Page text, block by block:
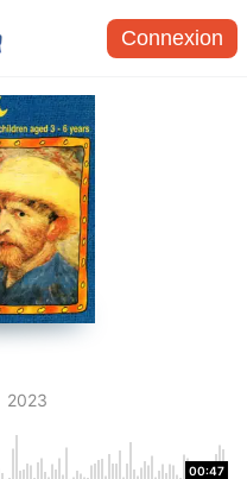
Connexion
2023
00:47